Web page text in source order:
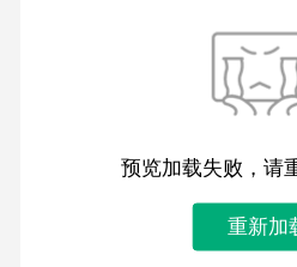
预览加载失败，请
重新加